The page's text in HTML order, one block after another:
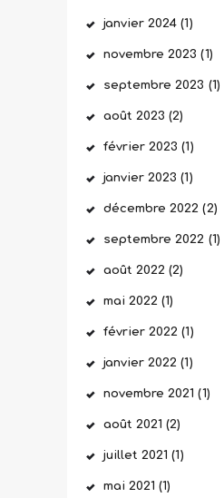
janvier2024 (1)
novembre2023 (1)
septembre2023 (1)
août 2023 (2)
février2023 (1)
janvier2023 (1)
décembre2022 (2)
septembre2022 (1)
août 2022 (2)
mai 2022 (1)
février2022 (1)
janvier2022 (1)
novembre2021 (1)
août 2021 (2)
juillet2021 (1)
mai 2021 (1)